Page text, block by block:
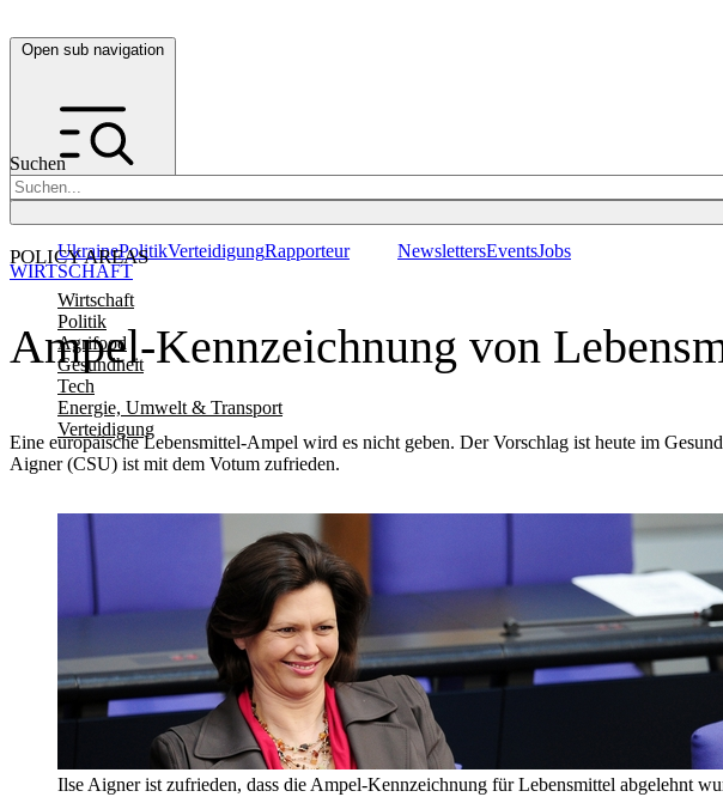
Open sub navigation
Suchen
POLICY AREAS
Wirtschaft
Politik
Agrifood
Gesundheit
Tech
Energie, Umwelt & Transport
Verteidigung
UkrainePolitikVerteidigungRapporteur NewslettersEventsJobs
Ampel-Kennzeichnung von
Eine europäische Lebensmittel-Ampel wird es nicht geben. Der Vorschlag ist heute im
Aigner (CSU) ist mit dem Votum zufrieden.
WIRTSCHAFT
Ilse Aigner ist zufrieden, dass die Ampel-Kennzeichnung für Lebensmittel abgelehnt